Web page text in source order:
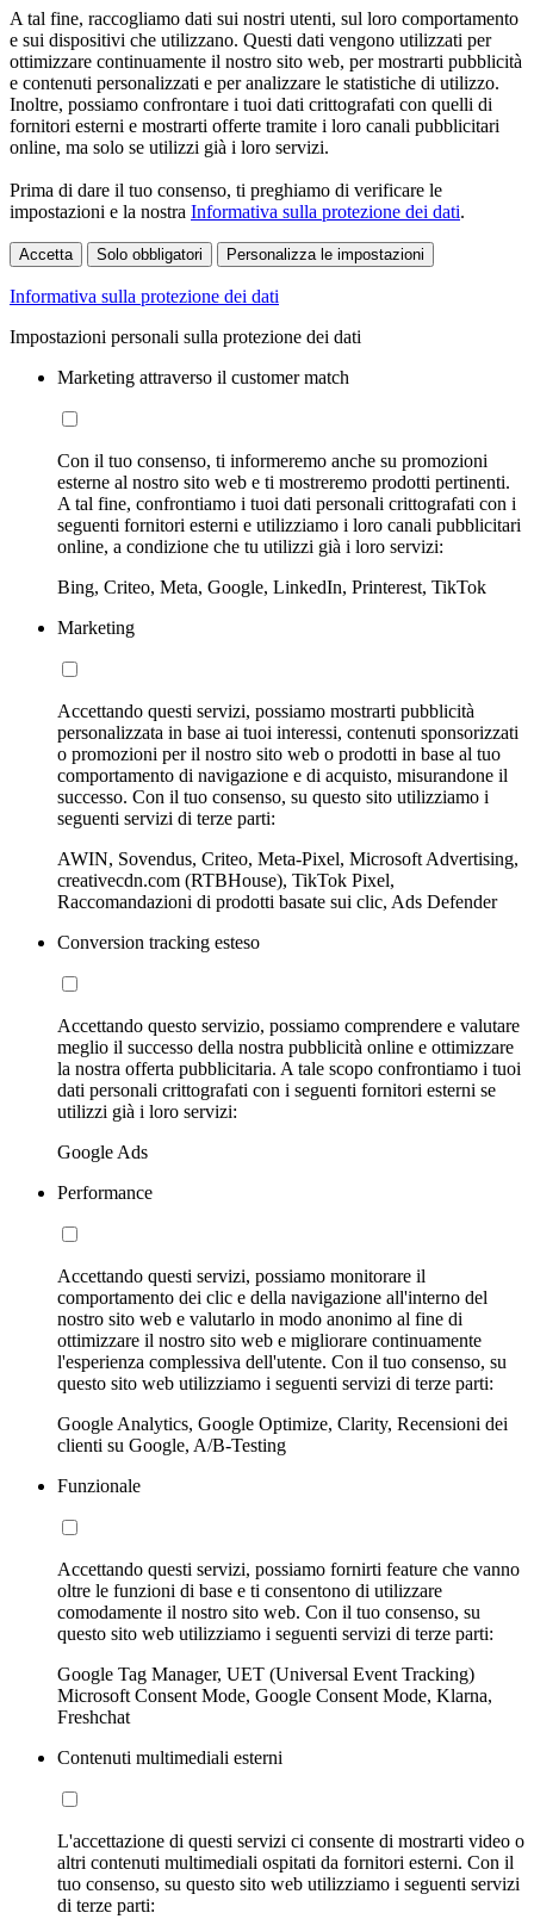
A tal fine, raccogliamo dati sui nostri utenti, sul loro comportamento
e sui dispositivi che utilizzano. Questi dati vengono utilizzati per
ottimizzare continuamente il nostro sito web, per mostrarti pubblicità
e contenuti personalizzati e per analizzare le statistiche di utilizzo.
Inoltre, possiamo confrontare i tuoi dati crittografati con quelli di
fornitori esterni e mostrarti offerte tramite i loro canali pubblicitari
online, ma solo se utilizzi già i loro servizi.
Prima di dare il tuo consenso, ti preghiamo di verificare le
impostazioni e la nostra Informativa sulla protezione dei dati.
Accetta Solo obbligatori Personalizza le impostazioni
Informativa sulla protezione dei dati
Impostazioni personali sulla protezione dei dati
Marketing attraverso il customer match
Con il tuo consenso, ti informeremo anche su promozioni
esterne al nostro sito web e ti mostreremo prodotti pertinenti.
A tal fine, confrontiamo i tuoi dati personali crittografati con i
seguenti fornitori esterni e utilizziamo i loro canali pubblicitari
online, a condizione che tu utilizzi già i loro servizi:
Bing, Criteo, Meta, Google, LinkedIn, Printerest, TikTok
Marketing
Accettando questi servizi, possiamo mostrarti pubblicità
personalizzata in base ai tuoi interessi, contenuti sponsorizzati
o promozioni per il nostro sito web o prodotti in base al tuo
comportamento di navigazione e di acquisto, misurandone il
successo. Con il tuo consenso, su questo sito utilizziamo i
seguenti servizi di terze parti:
AWIN, Sovendus, Criteo, Meta-Pixel, Microsoft Advertising,
creativecdn.com (RTBHouse), TikTok Pixel,
Raccomandazioni di prodotti basate sui clic, Ads Defender
Conversion tracking esteso
Accettando questo servizio, possiamo comprendere e valutare
meglio il successo della nostra pubblicità online e ottimizzare
la nostra offerta pubblicitaria. A tale scopo confrontiamo i tuoi
dati personali crittografati con i seguenti fornitori esterni se
utilizzi già i loro servizi:
Google Ads
Performance
Accettando questi servizi, possiamo monitorare il
comportamento dei clic e della navigazione all'interno del
nostro sito web e valutarlo in modo anonimo al fine di
ottimizzare il nostro sito web e migliorare continuamente
l'esperienza complessiva dell'utente. Con il tuo consenso, su
questo sito web utilizziamo i seguenti servizi di terze parti:
Google Analytics, Google Optimize, Clarity, Recensioni dei
clienti su Google, A/B-Testing
Funzionale
Accettando questi servizi, possiamo fornirti feature che vanno
oltre le funzioni di base e ti consentono di utilizzare
comodamente il nostro sito web. Con il tuo consenso, su
questo sito web utilizziamo i seguenti servizi di terze parti:
Google Tag Manager, UET (Universal Event Tracking)
Microsoft Consent Mode, Google Consent Mode, Klarna,
Freshchat
Contenuti multimediali esterni
L'accettazione di questi servizi ci consente di mostrarti video o
altri contenuti multimediali ospitati da fornitori esterni. Con il
tuo consenso, su questo sito web utilizziamo i seguenti servizi
di terze parti: